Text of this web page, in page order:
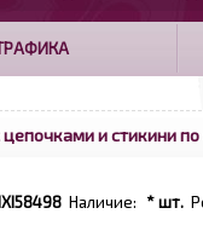
и стикини
IXI58498 Наличие: * шт.